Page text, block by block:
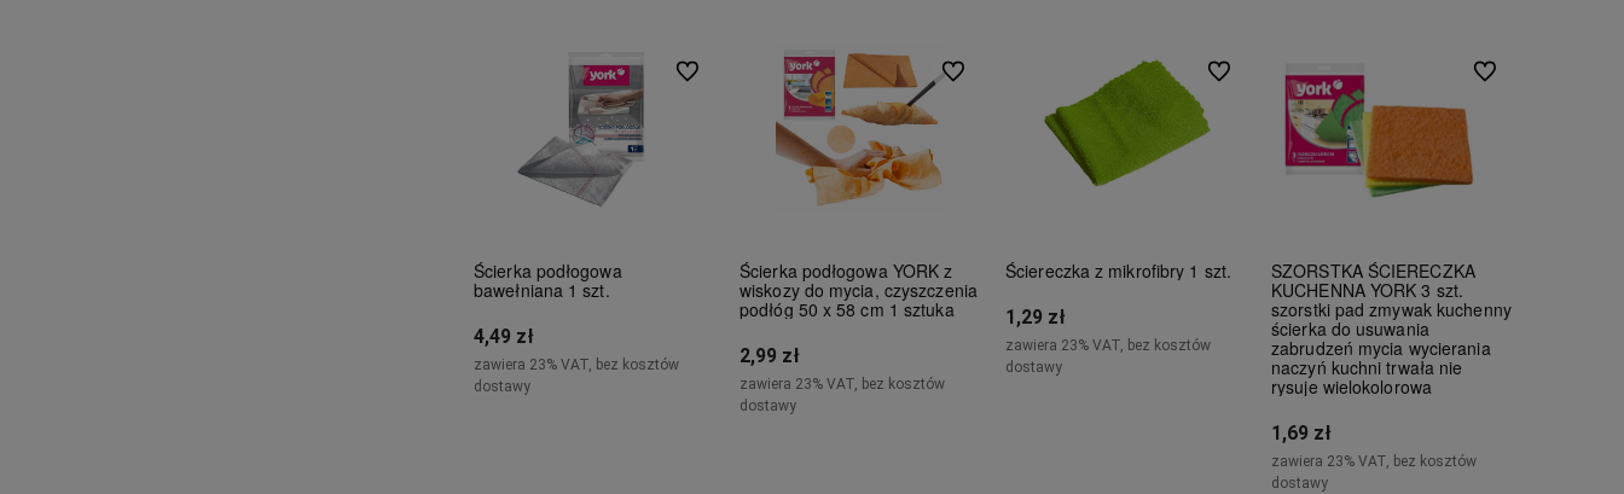
Ścierka podłogowa
bawełniana 1 szt.
4,49 zł
zawiera 23% VAT, bez kosztów
dostawy
Do ulubionych
Ścierka podłogowa YORK z
wiskozy do mycia, czyszczenia
podłóg 50 x 58 cm 1 sztuka
2,99 zł
zawiera 23% VAT, bez kosztów
dostawy
Do ulubionych
Ściereczka z mikrofibry 1 szt.
1,29 zł
zawiera 23% VAT, bez kosztów
dostawy
Do ulubionych
SZORSTKA ŚCIERECZKA
KUCHENNA YORK 3 szt.
szorstki pad zmywak kuchenny
ścierka do usuwania
zabrudzeń mycia wycierania
naczyń kuchni trwała nie
rysuje wielokolorowa
1,69 zł
zawiera 23% VAT, bez kosztów
dostawy
Do ulubionych